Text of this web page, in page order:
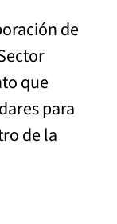
de
que
para
de la